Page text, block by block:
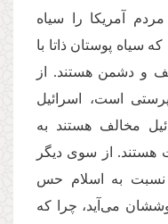
آمریکا را سیاه
سیاه پوستان ذاتا با
و دشمن هستند. از
است، اسرائیل
مخالف هستند به
هستند. از سوی دیگر
نسبت به اسلام حس
می‌آید، چرا که